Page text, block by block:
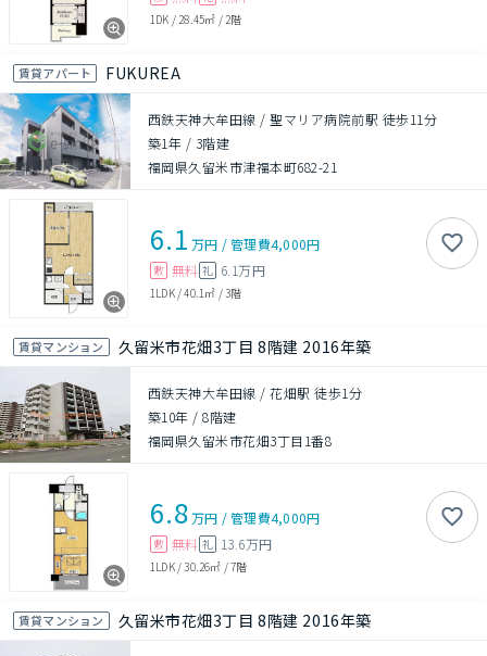
1DK / 28.45㎡ / 2階
賃貸アパート FUKUREA
西鉄天神大牟田線 / 聖マリア病院前駅 徒歩11分
築1年 / 3階建
福岡県久留米市津福本町682-21
6.1 万円 /管理費4,000円
敷 無料 礼 6.1万円
1LDK/40.1㎡ /3階
賃貸マンション 久留米市花畑3丁目 8階建 2016年築
西鉄天神大牟田線 / 花畑駅 徒歩1分
築10年 /8階建
福岡県久留米市花畑3丁目1番8
6.8万円 /管理費4,000円
敷 無料 礼 13.6万円
1LDK/30.26㎡ /7階
賃貸マンション 久留米市花畑3丁目 8階建 2016年築